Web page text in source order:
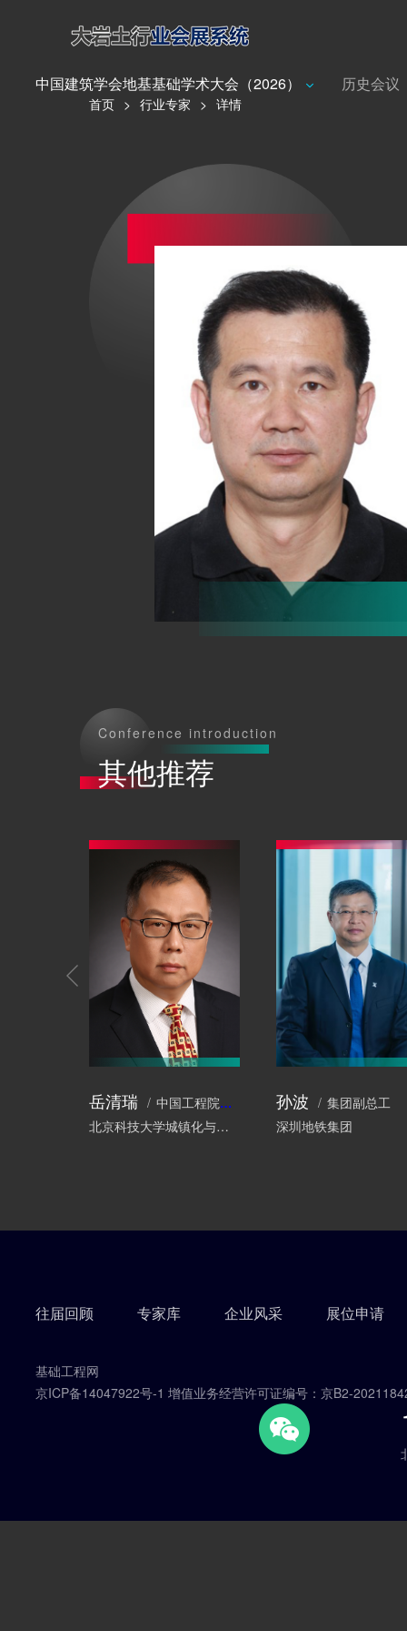
中国建筑学会地基基础学术大会（2026） 历史会议
首页 > 行业专家 > 详情
Conference introduction
其他推荐
岳清瑞
中国工程院院士、工程结构专家
北京科技大学城镇化与城市安全研究院
孙波
集团副总工
深圳地铁集团
往届回顾 专家库 企业风采 展位申请
基础工程网
京ICP备14047922号-1 增值业务经营许可证编号：京B2-